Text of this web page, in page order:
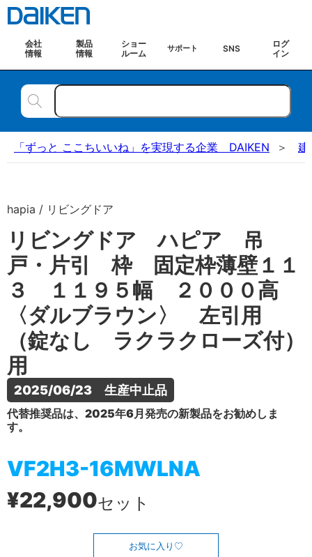
会社
情報
製品
情報
ショー
ルーム
サポート SNS
ログ
イン
「ずっと ここちいいね」を実現する企業 DAIKEN 建
hapia / リビングドア
リビングドア ハピア 吊
戸・片引 枠 固定枠薄壁１１
３ １１９５幅 ２０００高
〈ダルブラウン〉 左引用
（錠なし ラクラクローズ付）
用
2025/06/23　生産中止品
代替推奨品は、2025年6月発売の新製品をお勧めしま
す。
VF2H3-16MWLNA
¥22,900セット
お気に入り